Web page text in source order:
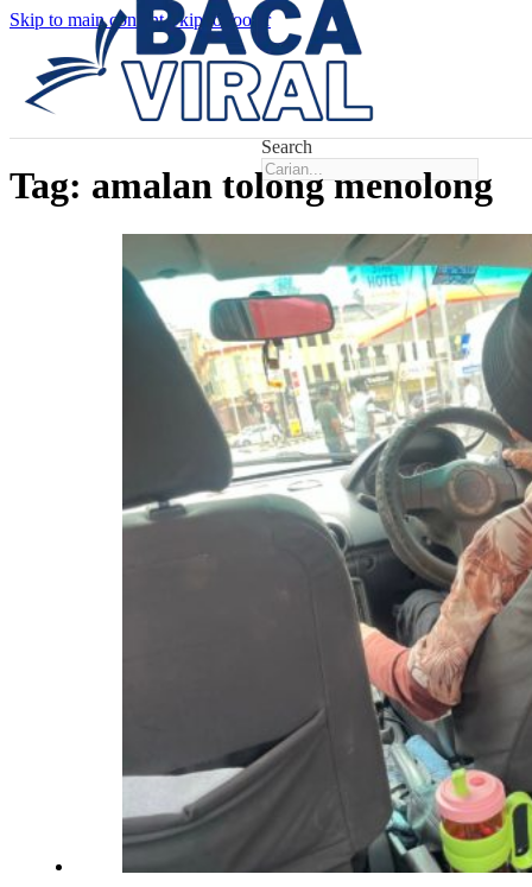
Skip to main content Skip to footer
Search
Tag: amalan tolong menolong